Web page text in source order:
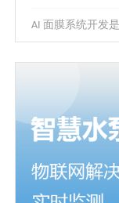
AI面膜系统开
AI 面膜系统开发
措。借助人工智
分含量、油脂...